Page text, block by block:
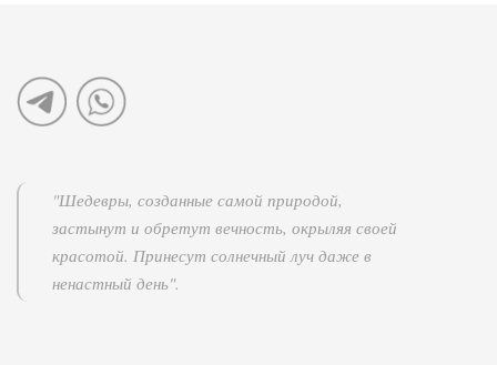
"Шедевры, созданные самой природой,
застынут и обретут вечность, окрыляя своей
красотой. Принесут солнечный луч даже в
ненастный день".